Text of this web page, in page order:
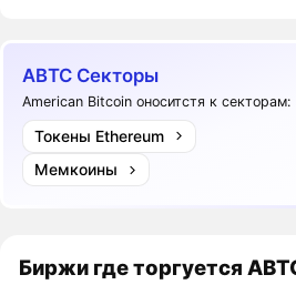
ABTC Секторы
American Bitcoin оноситстя к секторам:
Токены Ethereum
Мемкоины
Биржи где торгуется